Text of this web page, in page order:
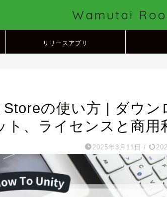
Wamutai
リリースアプリ
Storeの使い方 | ダウン
ト、ライセンスと商用
2025年3月11日 /